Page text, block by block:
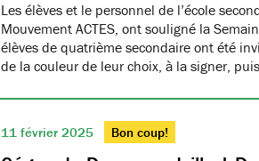
Les élèves et le personnel de l’école
Mouvement ACTES, ont souligné la
élèves de quatrième secondaire ont été
de la couleur de leur choix, à la signer,
11 février 2025 Bon coup!